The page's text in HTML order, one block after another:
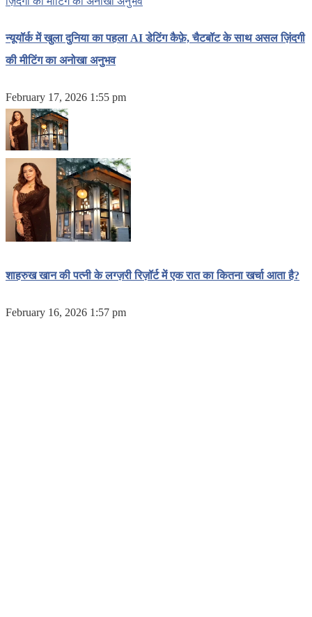
न्यूयॉर्क में खुला दुनिया का पहला AI डेटिंग कैफ़े, चैटबॉट के साथ असल ज़िंदगी
की मीटिंग का अनोखा अनुभव
February 17, 2026 1:55 pm
शाहरुख खान की पत्नी के लग्ज़री रिज़ॉर्ट में एक रात का कितना खर्चा आता है?
February 16, 2026 1:57 pm